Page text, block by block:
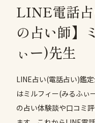
LINE電話
の占い師】
ぃー)先生
LINE占い(電話占い)鑑
はミルフィー(みるふぃ
の占い体験談や口コミ